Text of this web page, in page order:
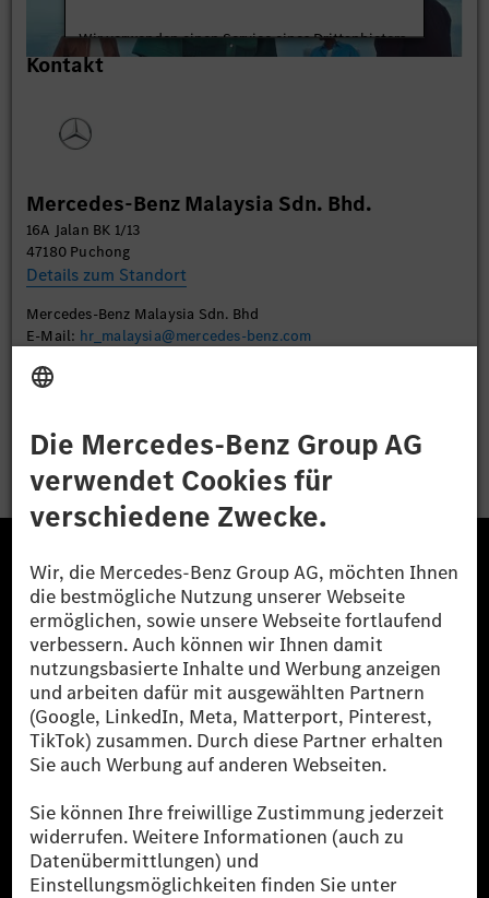
Wir verwenden einen Service eines Drittanbieters,
um Videoinhalte einzubetten. Dieser Service kann
Kontakt
Mercedes-Benz Malaysia Sdn. Bhd.
16A Jalan BK 1/13
47180 Puchong
Details zum Standort
Mercedes-Benz Malaysia Sdn. Bhd
E-Mail: hr_malaysia@mercedes-benz.com
Bewerben
Die Mercedes-Benz Group.
Die Mercedes-Benz Group AG (ehemals Daimler AG)
ist eines der erfolgreichsten Automobilunternehmen
der Welt. Mit der Mercedes-Benz AG gehören wir zu
den größten Anbietern von Premium- und Luxus-Pkw
und Vans. Die Mercedes-Benz Mobility AG bietet
Finanzierung, Leasing, Fahrzeugabos und –miete,
Flottenmanagement, digitale Services rund um Laden
und Bezahlen, die Vermittlung von Versicherungen
sowie innovative Mobilitätsdienstleistungen an.
Mehr erfahren